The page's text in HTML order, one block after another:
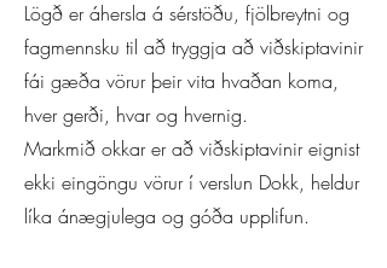
Lögð er áhersla á sérstöðu, fjölbreytni og
fagmennsku til að tryggja að viðskiptavinir
fái gæða vörur þeir vita hvaðan koma,
hver gerði, hvar og hvernig.
Markmið okkar er að viðskiptavinir eignist
ekki eingöngu vörur í verslun Dokk, heldur
líka ánægjulega og góða upplifun.